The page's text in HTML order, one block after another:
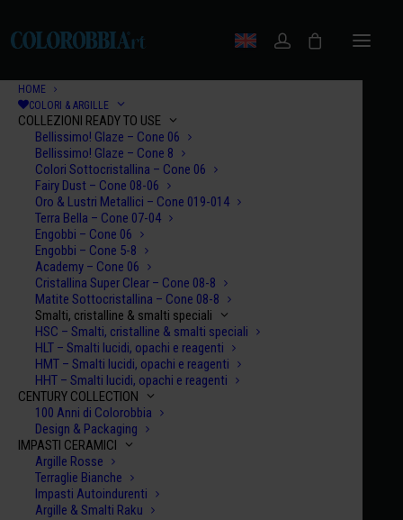
HOME
COLORI & ARGILLE
COLLEZIONI READY TO USE
Bellissimo! Glaze – Cone 06
Bellissimo! Glaze – Cone 8
Colori Sottocristallina – Cone 06
Fairy Dust – Cone 08-06
Oro & Lustri Metallici – Cone 019-014
Terra Bella – Cone 07-04
Engobbi – Cone 06
Engobbi – Cone 5-8
Academy – Cone 06
Cristallina Super Clear – Cone 08-8
Matite Sottocristallina – Cone 08-8
Smalti, cristalline & smalti speciali
HSC – Smalti, cristalline & smalti speciali
HLT – Smalti lucidi, opachi e reagenti
HMT – Smalti lucidi, opachi e reagenti
HHT – Smalti lucidi, opachi e reagenti
CENTURY COLLECTION
100 Anni di Colorobbia
Design & Packaging
IMPASTI CERAMICI
Argille Rosse
Terraglie Bianche
Impasti Autoindurenti
Argille & Smalti Raku